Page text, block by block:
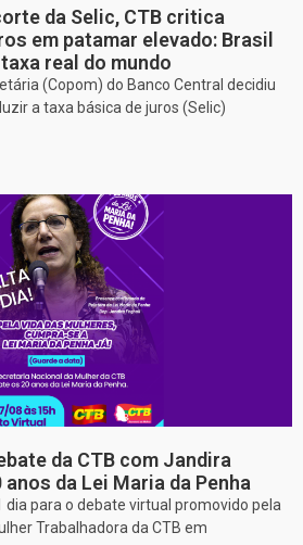
da Selic, CTB critica
em patamar elevado: Brasil
real do mundo
(Copom) do Banco Central decidiu
a taxa básica de juros (Selic)
da CTB com Jandira
da Lei Maria da Penha
dia para o debate virtual promovido pela
Trabalhadora da CTB em